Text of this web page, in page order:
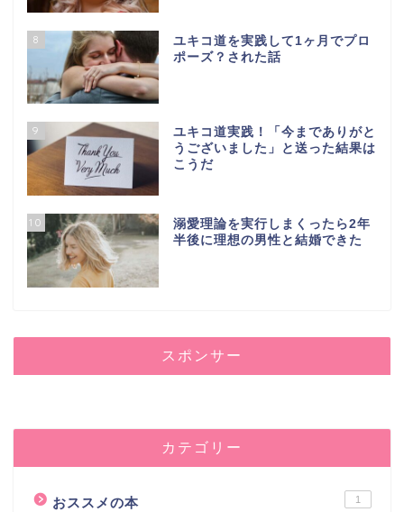
8
ユキコ道を実践して1ヶ月でプロ
ポーズ？された話
9
ユキコ道実践！「今までありがと
うございました」と送った結果は
こうだ
10
溺愛理論を実行しまくったら2年
半後に理想の男性と結婚できた
スポンサー
カテゴリー
おススメの本 1